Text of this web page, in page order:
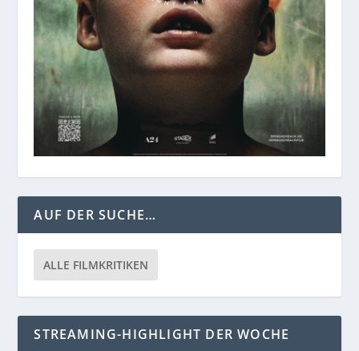
AUF DER SUCHE…
ALLE FILMKRITIKEN
STREAMING-HIGHLIGHT DER WOCHE